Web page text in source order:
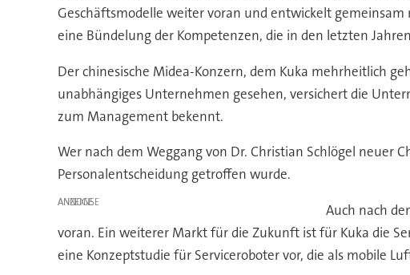
Geschäftsmodelle weiter voran und entwickelt
eine Bündelung der Kompetenzen, die in den letzten
Der chinesische Midea-Konzern, dem Kuka mehrheitlich
unabhängiges Unternehmen gesehen, versichert die
zum Management bekennt.
Wer nach dem Weggang von Dr. Christian Schlögel neuer
Personalentscheidung getroffen wurde.
ANZEIGE
Auch nach
voran. Ein weiterer Markt für die Zukunft ist für Kuka die
eine Konzeptstudie für Serviceroboter vor, die als mobile